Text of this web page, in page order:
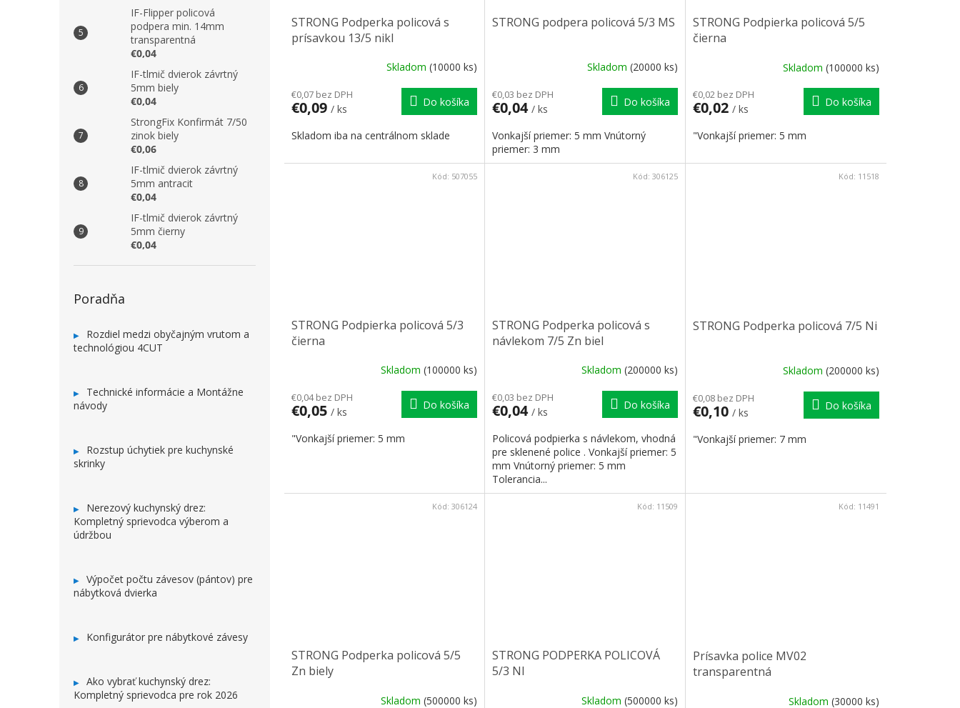
IF-Flipper policová
podpera min. 14mm
transparentná
€0,04
IF-tlmič dvierok závrtný
5mm biely
€0,04
StrongFix Konfirmát 7/50
zinok biely
€0,06
IF-tlmič dvierok závrtný
5mm antracit
€0,04
IF-tlmič dvierok závrtný
5mm čierny
€0,04
Poradňa
Rozdiel medzi obyčajným vrutom a
technológiou 4CUT
Technické informácie a Montážne
návody
Rozstup úchytiek pre kuchynské
skrinky
Nerezový kuchynský drez:
Kompletný sprievodca výberom a
údržbou
Výpočet počtu závesov (pántov) pre
nábytková dvierka
Konfigurátor pre nábytkové závesy
Ako vybrať kuchynský drez:
Kompletný sprievodca pre rok 2026
STRONG Podperka policová s
prísavkou 13/5 nikl
Skladom (10000 ks)
€0,07 bez DPH
€0,09 / ks
Do košíka
Skladom iba na centrálnom sklade
STRONG podpera policová 5/3 MS
Skladom (20000 ks)
€0,03 bez DPH
€0,04 / ks
Do košíka
Vonkajší priemer: 5 mm Vnútorný
priemer: 3 mm
STRONG Podpierka policová 5/5
čierna
Skladom (100000 ks)
€0,02 bez DPH
€0,02 / ks
Do košíka
"Vonkajší priemer: 5 mm
STRONG Podpierka policová 5/3
čierna
Skladom (100000 ks)
€0,04 bez DPH
€0,05 / ks
Do košíka
"Vonkajší priemer: 5 mm
Kód: 507055
STRONG Podperka policová s
návlekom 7/5 Zn biel
Skladom (200000 ks)
€0,03 bez DPH
€0,04 / ks
Do košíka
Policová podpierka s návlekom, vhodná
pre sklenené police . Vonkajší priemer: 5
mm Vnútorný priemer: 5 mm
Tolerancia...
Kód: 306125
STRONG Podperka policová 7/5 Ni
Skladom (200000 ks)
€0,08 bez DPH
€0,10 / ks
Do košíka
"Vonkajší priemer: 7 mm
Kód: 11518
STRONG Podperka policová 5/5
Zn biely
Skladom (500000 ks)
Kód: 306124
STRONG PODPERKA POLICOVÁ
5/3 NI
Skladom (500000 ks)
Kód: 11509
Prísavka police MV02
transparentná
Skladom (30000 ks)
Kód: 11491